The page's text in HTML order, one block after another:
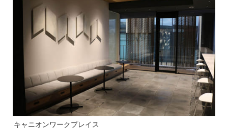
キャニオンワークプレイス